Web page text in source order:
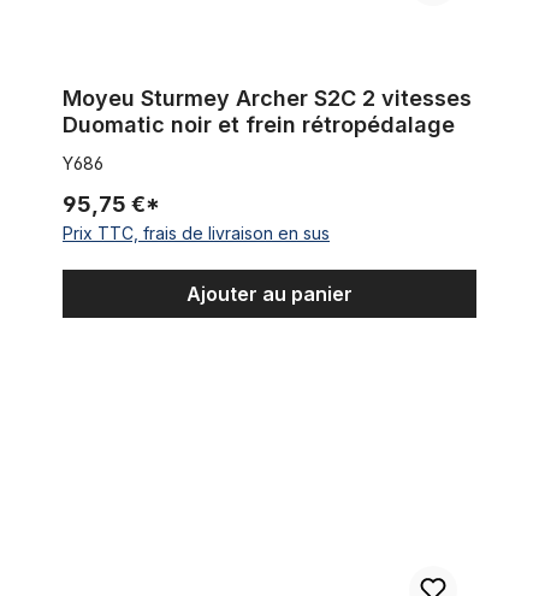
Moyeu Sturmey Archer S2C 2 vitesses
Duomatic noir et frein rétropédalage
Y686
95,75 €*
Prix TTC, frais de livraison en sus
Ajouter au panier